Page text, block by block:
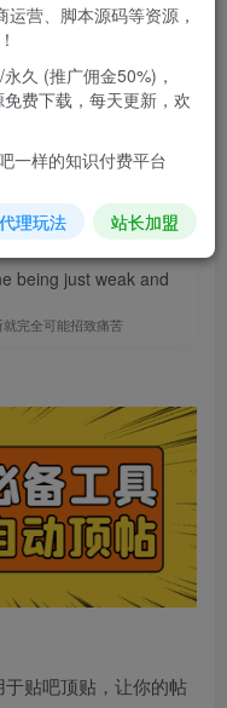
顶级代理免费
后购买，可保存购买订单
being just weak and
完全可能招致痛苦
贴吧顶贴，让你的帖
营、脚本源码等资源，
久 (推广佣金50%)，
费下载，每天更新，欢
一样的知识付费平台
理玩法 站长加盟